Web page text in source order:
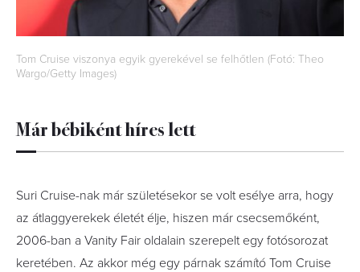
Tom Cruise viszonya egyik gyerekével se felhőtlen (Fotó: Theo
Wargo/Getty Images)
Már bébiként híres lett
Suri Cruise-nak már születésekor se volt esélye arra, hogy
az átlaggyerekek életét élje, hiszen már csecsemőként,
2006-ban a Vanity Fair oldalain szerepelt egy fotósorozat
keretében. Az akkor még egy párnak számító Tom Cruise